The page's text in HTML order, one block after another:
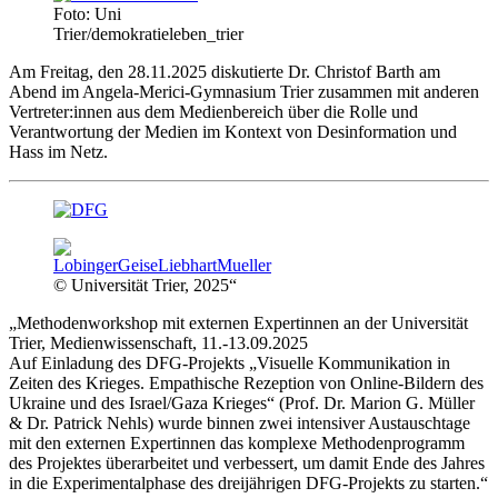
Foto: Uni
Trier/demokratieleben_trier
Am Freitag, den 28.11.2025 diskutierte Dr. Christof Barth am
Abend im Angela-Merici-Gymnasium Trier zusammen mit anderen
Vertreter:innen aus dem Medienbereich über die Rolle und
Verantwortung der Medien im Kontext von Desinformation und
Hass im Netz.
© Universität Trier, 2025“
„Methodenworkshop mit externen Expertinnen an der Universität
Trier, Medienwissenschaft, 11.-13.09.2025
Auf Einladung des DFG-Projekts „Visuelle Kommunikation in
Zeiten des Krieges. Empathische Rezeption von Online-Bildern des
Ukraine und des Israel/Gaza Krieges“ (Prof. Dr. Marion G. Müller
& Dr. Patrick Nehls) wurde binnen zwei intensiver Austauschtage
mit den externen Expertinnen das komplexe Methodenprogramm
des Projektes überarbeitet und verbessert, um damit Ende des Jahres
in die Experimentalphase des dreijährigen DFG-Projekts zu starten.“